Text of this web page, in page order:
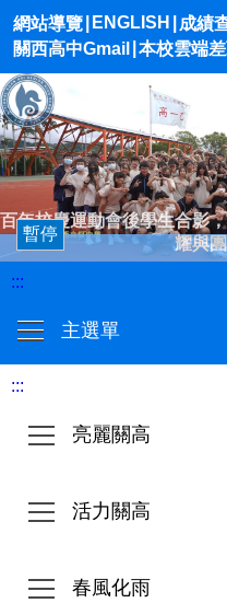
網站導覽 ENGLISH 成績
關西高中Gmail
本校雲端
暫停
百年校慶運動會後學生合影
耀與
:::
主選單
:::
亮麗關高
活力關高
春風化雨